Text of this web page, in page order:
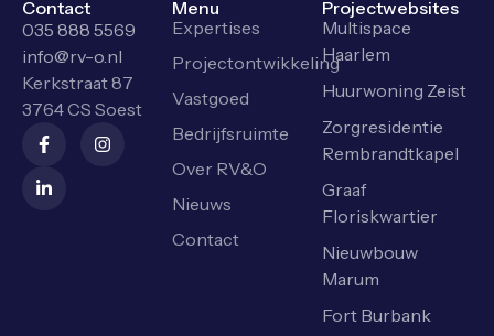
Contact
035 888 5569
info@rv-o.nl
Kerkstraat 87
3764 CS Soest
Menu
Expertises
Projectontwikkeling
Vastgoed
Bedrijfsruimte
Over RV&O
Nieuws
Contact
Projectwebsites
Multispace
Haarlem
Huurwoning Zeist
Zorgresidentie
Rembrandtkapel
Graaf
Floriskwartier
Nieuwbouw
Marum
Fort Burbank